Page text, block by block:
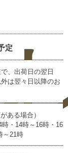
定
、出荷日の翌日
は翌々日以降のお
ある場合）
・14時～16時・16
～21時